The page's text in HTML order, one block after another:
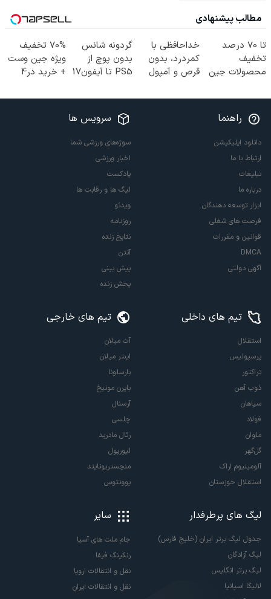
مطالب پیشنهادی
تا 70 درصد
تخفیف
محصولات جین
در 4 قسط
خداحافظی با
کمردرد، بدون
قرص و آمپول
گردونه شانس
بدون پوچ از
PS5 تا آیفون17
70% تخفیف
ویژه جین وست
+ خرید در4
راهنما
دانلود اپلیکیشن
ارتباط با ما
تبلیغات
درباره ما
ابزار توسعه دهندگان
فرصت های شغلی
قوانین و مقررات
DMCA
آگهی دولتی
سرویس ها
سوژه‌های ورزشی شما
اخبار ورزشی
پادکست
لیگ ها و رقابت ها
ویدئو
روزنامه
نتایج زنده
آنتن
پیش بینی
پخش زنده
تیم های داخلی
استقلال
پرسپولیس
تراکتور
ذوب آهن
سپاهان
فولاد
ملوان
گل‌گهر
آلومینیوم اراک
استقلال خوزستان
تیم های خارجی
آث میلان
اینتر میلان
بارسلونا
بایرن مونیخ
آرسنال
چلسی
رئال مادرید
لیورپول
منچستریونایتد
یوونتوس
لیگ های پرطرفدار
جدول لیگ برتر ایران (خلیج فارس)
لیگ آزادگان
لیگ برتر انگلیس
لالیگا اسپانیا
سایر
جام ملت های آسیا
رنکینگ فیفا
نقل و انتقالات اروپا
نقل و انتقالات ایران